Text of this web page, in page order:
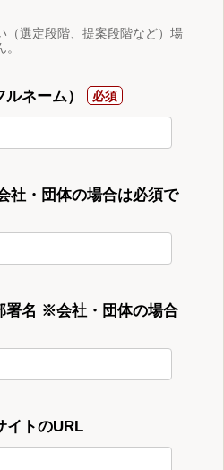
選定段階、提案段階など）場
ネーム）
社・団体の場合は必須で
署名 ※会社・団体の場合
イトのURL